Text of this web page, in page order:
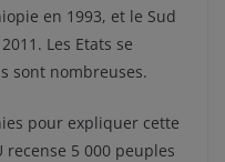
en 1993, et le Sud
Les Etats se
sont nombreuses.
pour expliquer cette
recense 5 000 peuples